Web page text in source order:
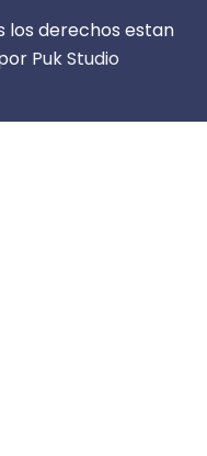
los derechos estan
Puk Studio